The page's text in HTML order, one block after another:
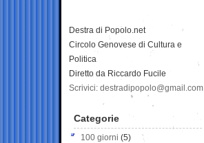
Destra di Popolo.net
Circolo Genovese di Cultura e
Politica
Diretto da Riccardo Fucile
Scrivici: destradipopolo@gmail.com
Categorie
100 giorni (5)